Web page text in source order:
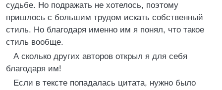
судьбе. Но подражать не хотелось, поэтому
пришлось с большим трудом искать собственный
стиль. Но благодаря именно им я понял, что такое
стиль вообще.
А сколько других авторов открыл я для себя
благодаря им!
Если в тексте попадалась цитата, нужно было